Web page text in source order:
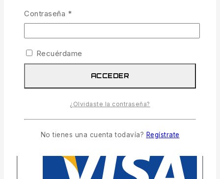
cantidadPREGUNTA
personas están viendo esto ahora mismo
Entrega estimada:Hasta 4 días hábiles
Envío y devoluciones gratis:En todos los
Contraseña *Obligatorio
Recuérdame
ACCEDER
¿Olvidaste la contraseña?
No tienes una cuenta todavía? Regístrate